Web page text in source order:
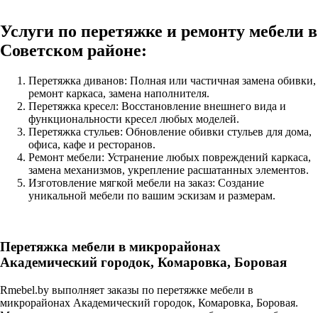
Услуги по перетяжке и ремонту мебели в
Советском районе:
Перетяжка диванов: Полная или частичная замена обивки,
ремонт каркаса, замена наполнителя.
Перетяжка кресел: Восстановление внешнего вида и
функциональности кресел любых моделей.
Перетяжка стульев: Обновление обивки стульев для дома,
офиса, кафе и ресторанов.
Ремонт мебели: Устранение любых повреждений каркаса,
замена механизмов, укрепление расшатанных элементов.
Изготовление мягкой мебели на заказ: Создание
уникальной мебели по вашим эскизам и размерам.
Перетяжка мебели в микрорайонах
Академический городок, Комаровка, Боровая
Rmebel.by выполняет заказы по перетяжке мебели в
микрорайонах Академический городок, Комаровка, Боровая.